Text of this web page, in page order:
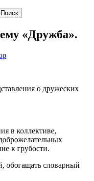
«Дружба».
о дружеских
в коллективе,
к грубости.
обогащать словарный